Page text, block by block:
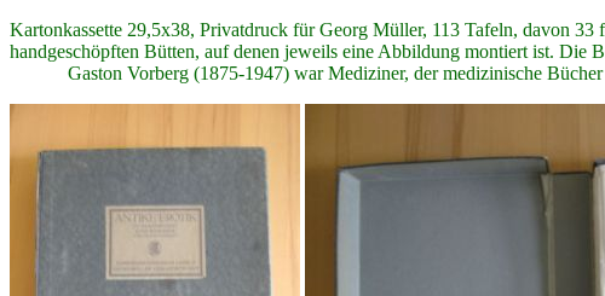
Kartonkassette 29,5x38, Privatdruck für Georg Müller, 113 Tafeln, davon
handgeschöpften Bütten, auf denen jeweils eine Abbildung montiert ist. Die
Gaston Vorberg (1875-1947) war Mediziner, der medizinische Bücher